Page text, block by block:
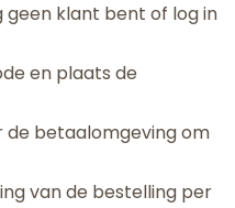
geen klant bent of log in
en plaats de
betaalomgeving om
van de bestelling per